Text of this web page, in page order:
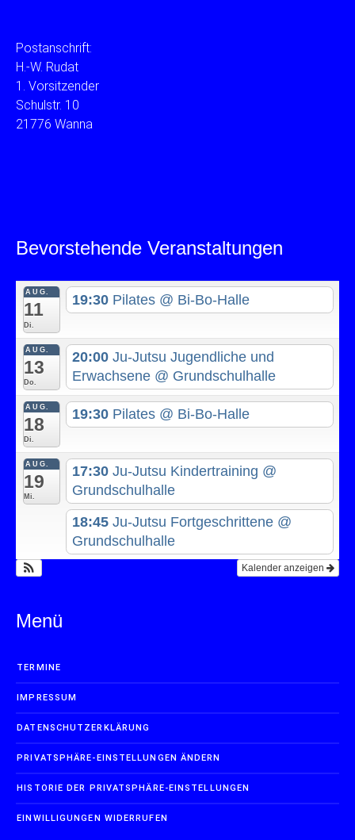
Postanschrift:
H.-W. Rudat
1. Vorsitzender
Schulstr. 10
21776 Wanna
Bevorstehende Veranstaltungen
AUG.
11
Di.
19:30 Pilates @ Bi-Bo-Halle
AUG.
13
Do.
20:00 Ju-Jutsu Jugendliche und
Erwachsene @ Grundschulhalle
AUG.
18
Di.
19:30 Pilates @ Bi-Bo-Halle
AUG.
19
Mi.
17:30 Ju-Jutsu Kindertraining @
Grundschulhalle
18:45 Ju-Jutsu Fortgeschrittene @
Grundschulhalle
Kalender anzeigen
Menü
TERMINE
IMPRESSUM
DATENSCHUTZERKLÄRUNG
PRIVATSPHÄRE-EINSTELLUNGEN ÄNDERN
HISTORIE DER PRIVATSPHÄRE-EINSTELLUNGEN
EINWILLIGUNGEN WIDERRUFEN